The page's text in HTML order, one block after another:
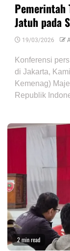
Jatuh pada
19/03/2026
Konferensi
di Jakarta,
Kemenag)
Republik
2 min read